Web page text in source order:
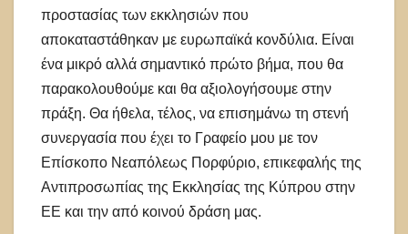
προστασίας των εκκλησιών που
αποκαταστάθηκαν με ευρωπαϊκά κονδύλια. Είναι
ένα μικρό αλλά σημαντικό πρώτο βήμα, που θα
παρακολουθούμε και θα αξιολογήσουμε στην
πράξη. Θα ήθελα, τέλος, να επισημάνω τη στενή
συνεργασία που έχει το Γραφείο μου με τον
Επίσκοπο Νεαπόλεως Πορφύριο, επικεφαλής της
Αντιπροσωπίας της Εκκλησίας της Κύπρου στην
ΕΕ και την από κοινού δράση μας.